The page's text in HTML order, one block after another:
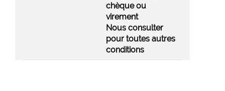
chèque ou
virement
Nous consulter
pour toutes autres
conditions